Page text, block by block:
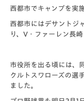
西都市でキャンプを実
西都市にはデサントジ
り、 V・ファーレン長崎
市役所を出る頃には、
クルトスワローズの選
ました。